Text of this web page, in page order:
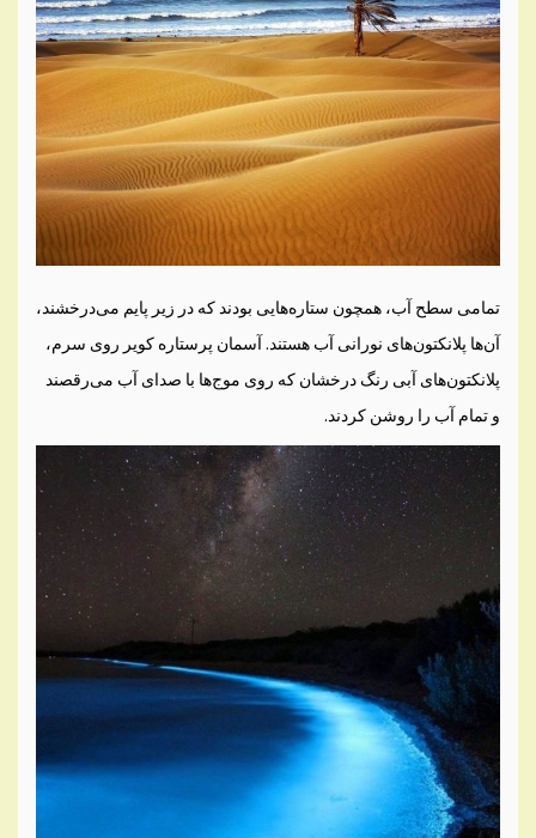
تمامی سطح آب، همچون ستاره‌هایی بودند که در زیر پایم می‌درخشند،
آن‌ها پلانکتون‌های نورانی آب هستند. آسمان پرستاره کویر روی سرم،
پلانکتون‌های آبی رنگ درخشان که روی موج‌ها با صدای آب می‌رقصند
و تمام آب را روشن کردند.